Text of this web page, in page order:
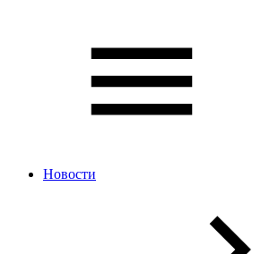
Новости